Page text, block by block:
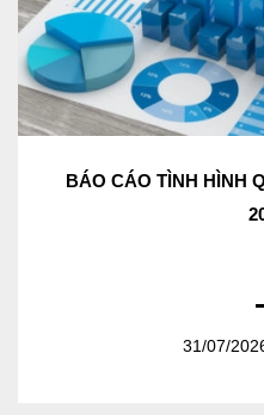
BÁO CÁO TÌNH HÌNH
31/07/